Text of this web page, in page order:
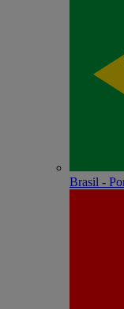
Brasil -